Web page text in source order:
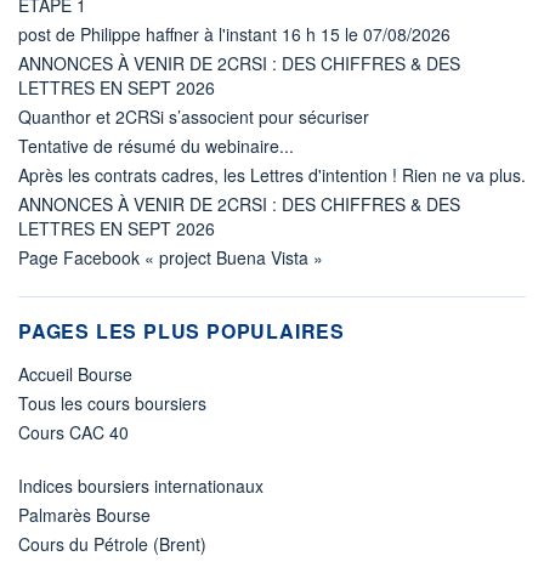
post de Philippe haffner à l'instant 16 h 15 le 07/08/2026
ANNONCES À VENIR DE 2CRSI : DES CHIFFRES & DES
LETTRES EN SEPT 2026
Quanthor et 2CRSi s’associent pour sécuriser
Tentative de résumé du webinaire...
Après les contrats cadres, les Lettres d'intention ! Rien ne va plus.
ANNONCES À VENIR DE 2CRSI : DES CHIFFRES & DES
LETTRES EN SEPT 2026
Page Facebook « project Buena Vista »
PAGES LES PLUS POPULAIRES
Accueil Bourse
Tous les cours boursiers
Cours CAC 40
Indices boursiers internationaux
Palmarès Bourse
Cours du Pétrole (Brent)